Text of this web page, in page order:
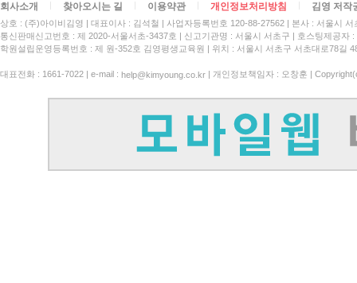
회사소개 찾아오시는 길 이용약관 개인정보처리방침 김영 저작
상호 : (주)아이비김영 대표이사 : 김석철 사업자등록번호 120-88-27562
본사 : 서울시
통신판매신고번호 : 제 2020-서울서초-3437호
신고기관명 : 서울시 서초구
호스팅제공자
학원설립운영등록번호 : 제 원-352호 김영평생교육원 | 위치 : 서울시 서초구 서초대로78길
대표전화 : 1661-7022 | e-mail : help@kimyoung.co.kr | 개인정보책임자 : 오창훈 |